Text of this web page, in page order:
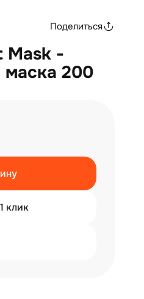
Поделиться
Mask -
маска 200
клик